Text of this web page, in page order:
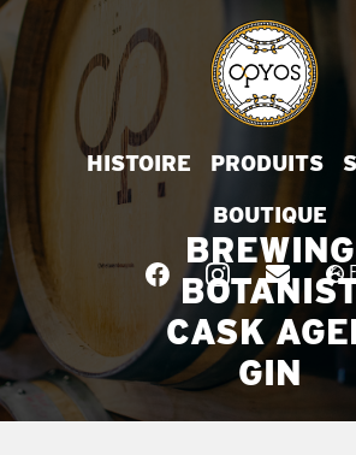
HISTOIRE PRODUITS
BOUTIQUE
BREWING
CASK
GIN